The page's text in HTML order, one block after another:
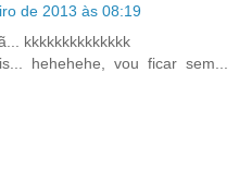
de 2013 às 08:19
kkkkkkkkkkkkkk
hehehehe, vou ficar sem...